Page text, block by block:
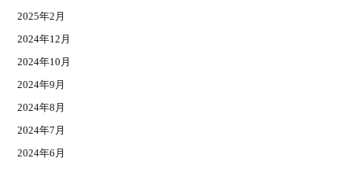
2025年2月
2024年12月
2024年10月
2024年9月
2024年8月
2024年7月
2024年6月